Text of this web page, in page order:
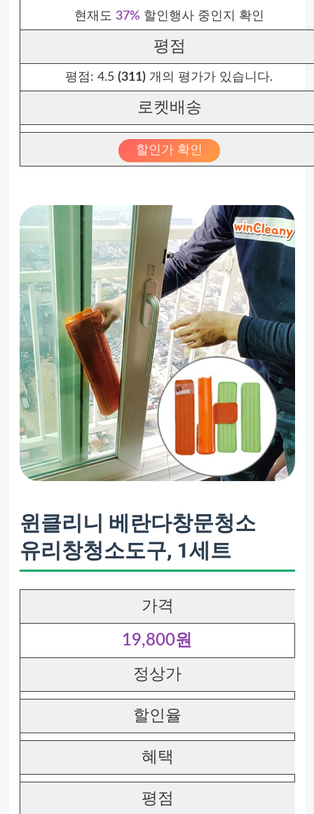
현재도 37% 할인행사 중인지 확인
평점
평점: 4.5 (311) 개의 평가가 있습니다.
로켓배송
할인가 확인
윈클리니 베란다창문청소
유리창청소도구, 1세트
가격
19,800원
정상가
할인율
혜택
평점